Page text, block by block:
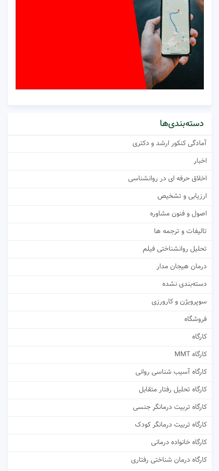
دسته‌بندی‌ها
آمادگی کنکور ارشد و دکتری
اخبار
اخلاق حرفه ای در روانشناسی
ارزیابی و تشخیص
اصول و فنون مشاوره
تالیفات و ترجمه ها
تحلیل روانشناختی فیلم
درمان هیجان مدار
دسته‌بندی نشده
سوپرویژن و کارورزی
فروشگاه
کارگاه
کارگاه MMT
کارگاه آسیب شناسی روانی
کارگاه تحلیل رفتار متقابل
کارگاه تربیت درمانگر جنسی
کارگاه تربیت درمانگر کودک
کارگاه خانواده درمانی
کارگاه درمان شناختی رفتاری